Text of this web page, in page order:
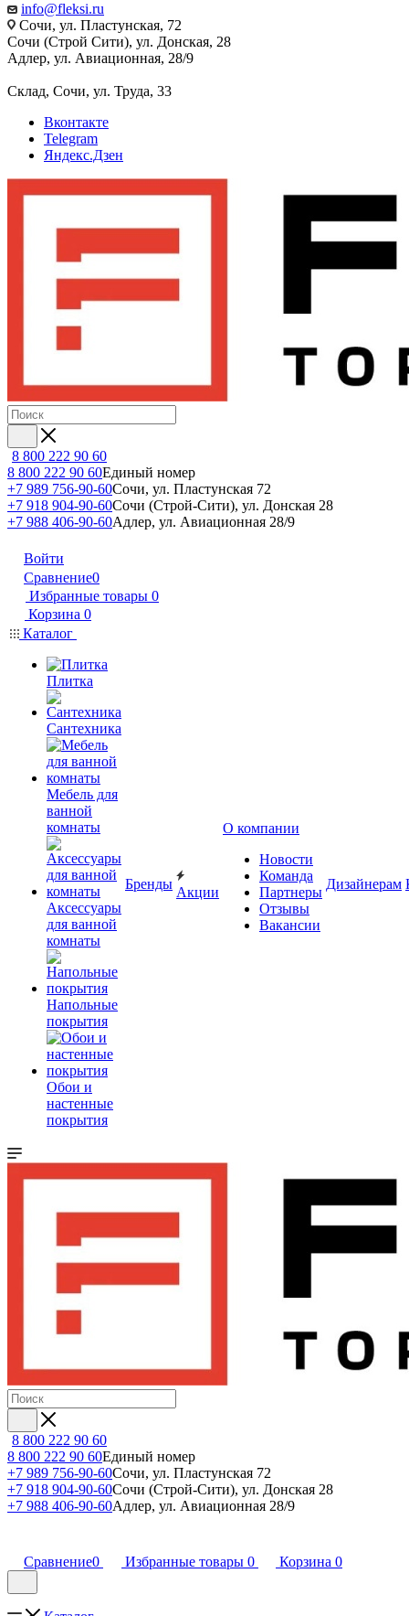
info@fleksi.ru
Сочи, ул. Пластунская, 72
Сочи (Строй Сити), ул. Донская, 28
Адлер, ул. Авиационная, 28/9
Склад, Сочи, ул. Труда, 33
Вконтакте
Telegram
Яндекс.Дзен
8 800 222 90 60
8 800 222 90 60Единый номер
+7 989 756-90-60Сочи, ул. Пластунская 72
+7 918 904-90-60Сочи (Строй-Сити), ул. Донская 28
+7 988 406-90-60Адлер, ул. Авиационная 28/9
Войти
Сравнение0
Избранные товары 0
Корзина 0
Каталог
Плитка
Сантехника
Мебель для
ванной
комнаты
Аксессуары
для ванной
комнаты
Напольные
покрытия
Обои и
настенные
покрытия
Бренды
Акции
О компании
Новости
Команда
Партнеры
Отзывы
Вакансии
Дизайнерам
8 800 222 90 60
8 800 222 90 60Единый номер
+7 989 756-90-60Сочи, ул. Пластунская 72
+7 918 904-90-60Сочи (Строй-Сити), ул. Донская 28
+7 988 406-90-60Адлер, ул. Авиационная 28/9
Сравнение0 Избранные товары 0 Корзина 0